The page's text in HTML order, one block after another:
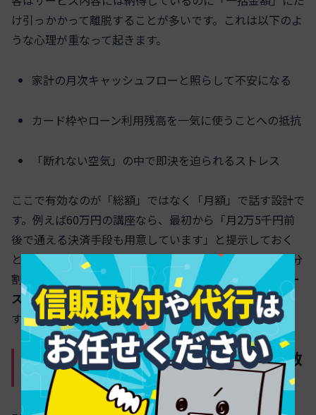
け引っかかって離脱することが多いです。これは以下のよ
うな心理が重なって起きます。
家計の月次キャッシュフローと照らして不安になる
カード枠やローン利用残高を一気に使うことへの抵抗
「断れない空気」の中で即決を迫られるストレス
ここで有効なのが「総額」ではなく「月額」で話す設計で
す。例えば60万円の講座なら、最初から「月2万5千円前
後で通える決済手段も用意しています」と提示しておく
と、顧客は価格をライフスタイルの中で捉え直せます。分
割を後出しにするのではなく、提案の入り口から“月ベー
スの選択肢”として置くことが成約率向上のポイントで
す。
カゴ放棄や相談離脱を減らす、分割回数
や月額の最適な設計パターン